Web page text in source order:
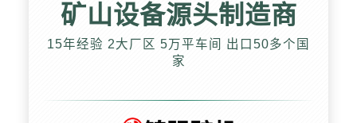
矿山设备源头制造商
15年经验 2大厂区 5万平车间 出口50多个国
家